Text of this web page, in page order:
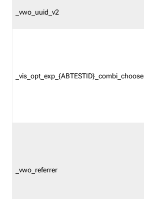
_vwo_uuid_v2
_vis_opt_exp_{ABTESTID}_combi_choose
_vwo_referrer